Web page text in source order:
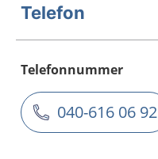
Telefon
Telefonnummer
040-616 06 92